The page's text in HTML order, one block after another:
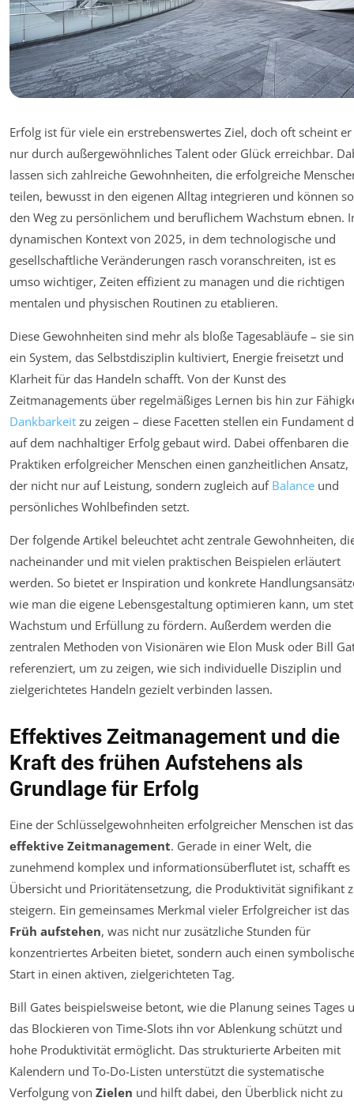
Erfolg ist für viele ein erstrebenswertes Ziel, doch oft scheint er
nur durch außergewöhnliches Talent oder Glück erreichbar.
lassen sich zahlreiche Gewohnheiten, die erfolgreiche
teilen, bewusst in den eigenen Alltag integrieren und können so
den Weg zu persönlichem und beruflichem Wachstum ebnen.
dynamischen Kontext von 2025, in dem technologische und
gesellschaftliche Veränderungen rasch voranschreiten, ist es
umso wichtiger, Zeiten effizient zu managen und die richtigen
mentalen und physischen Routinen zu etablieren.
Diese Gewohnheiten sind mehr als bloße Tagesabläufe – sie
ein System, das Selbstdisziplin kultiviert, Energie freisetzt und
Klarheit für das Handeln schafft. Von der Kunst des
Zeitmanagements über regelmäßiges Lernen bis hin zur
Dankbarkeit zu zeigen – diese Facetten stellen ein Fundament
auf dem nachhaltiger Erfolg gebaut wird. Dabei offenbaren die
Praktiken erfolgreicher Menschen einen ganzheitlichen Ansatz,
der nicht nur auf Leistung, sondern zugleich auf Balance und
persönliches Wohlbefinden setzt.
Der folgende Artikel beleuchtet acht zentrale Gewohnheiten,
nacheinander und mit vielen praktischen Beispielen erläutert
werden. So bietet er Inspiration und konkrete
wie man die eigene Lebensgestaltung optimieren kann, um
Wachstum und Erfüllung zu fördern. Außerdem werden die
zentralen Methoden von Visionären wie Elon Musk oder Bill
referenziert, um zu zeigen, wie sich individuelle Disziplin und
zielgerichtetes Handeln gezielt verbinden lassen.
Effektives Zeitmanagement und die
Kraft des frühen Aufstehens als
Grundlage für Erfolg
Eine der Schlüsselgewohnheiten erfolgreicher Menschen ist das
effektive Zeitmanagement. Gerade in einer Welt, die
zunehmend komplex und informationsüberflutet ist, schafft es
Übersicht und Prioritätensetzung, die Produktivität signifikant
steigern. Ein gemeinsames Merkmal vieler Erfolgreicher ist das
Früh aufstehen, was nicht nur zusätzliche Stunden für
konzentriertes Arbeiten bietet, sondern auch einen
Start in einen aktiven, zielgerichteten Tag.
Bill Gates beispielsweise betont, wie die Planung seines Tages
das Blockieren von Time-Slots ihn vor Ablenkung schützt und
hohe Produktivität ermöglicht. Das strukturierte Arbeiten mit
Kalendern und To-Do-Listen unterstützt die systematische
Verfolgung von Zielen und hilft dabei, den Überblick nicht zu